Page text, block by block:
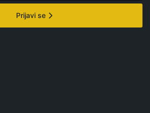
Prijavi se